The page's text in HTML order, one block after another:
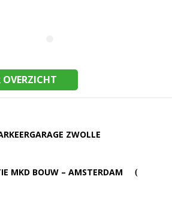
ZWOLLE
MKD BOUW – AMSTERDAM